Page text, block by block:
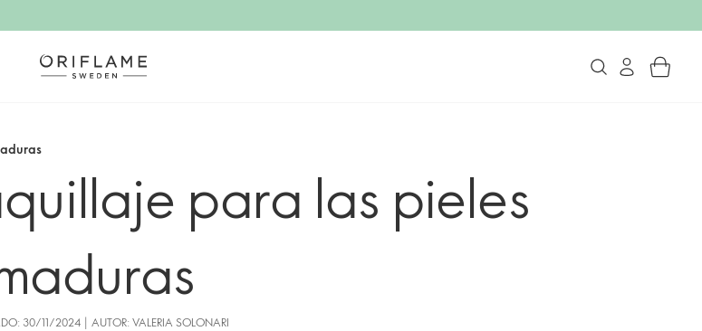
para las pieles
30/11/2024 | AUTOR: VALERIA SOLONARI